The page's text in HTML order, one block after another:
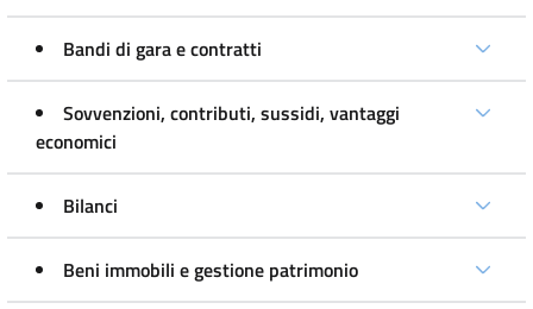
Bandi di gara e contratti
Sovvenzioni, contributi, sussidi, vantaggi
economici
Bilanci
Beni immobili e gestione patrimonio